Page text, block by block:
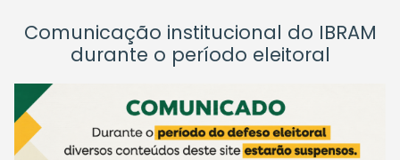
Comunicação institucional do IBRAM
durante o período eleitoral